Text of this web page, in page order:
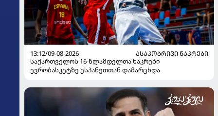
13:12/09-08-2026
ᲐᲡᲐᲙᲝᲑᲠᲘᲕᲘ ᲜᲐᲙᲠᲔᲑᲘ
საქართველოს 16-წლამდელთა ნაკრები
ევრობასკეტზე ესპანეთთან დამარცხდა